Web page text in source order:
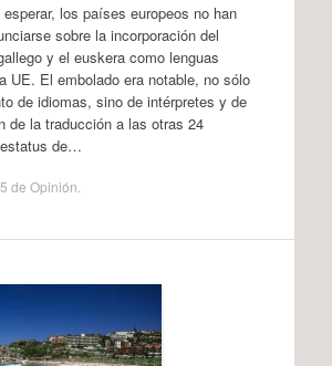
los países europeos no han
sobre la incorporación del
y el euskera como lenguas
UE. El embolado era notable, no sólo
de idiomas, sino de intérpretes y de
de la traducción a las otras 24
de…
de Opinión